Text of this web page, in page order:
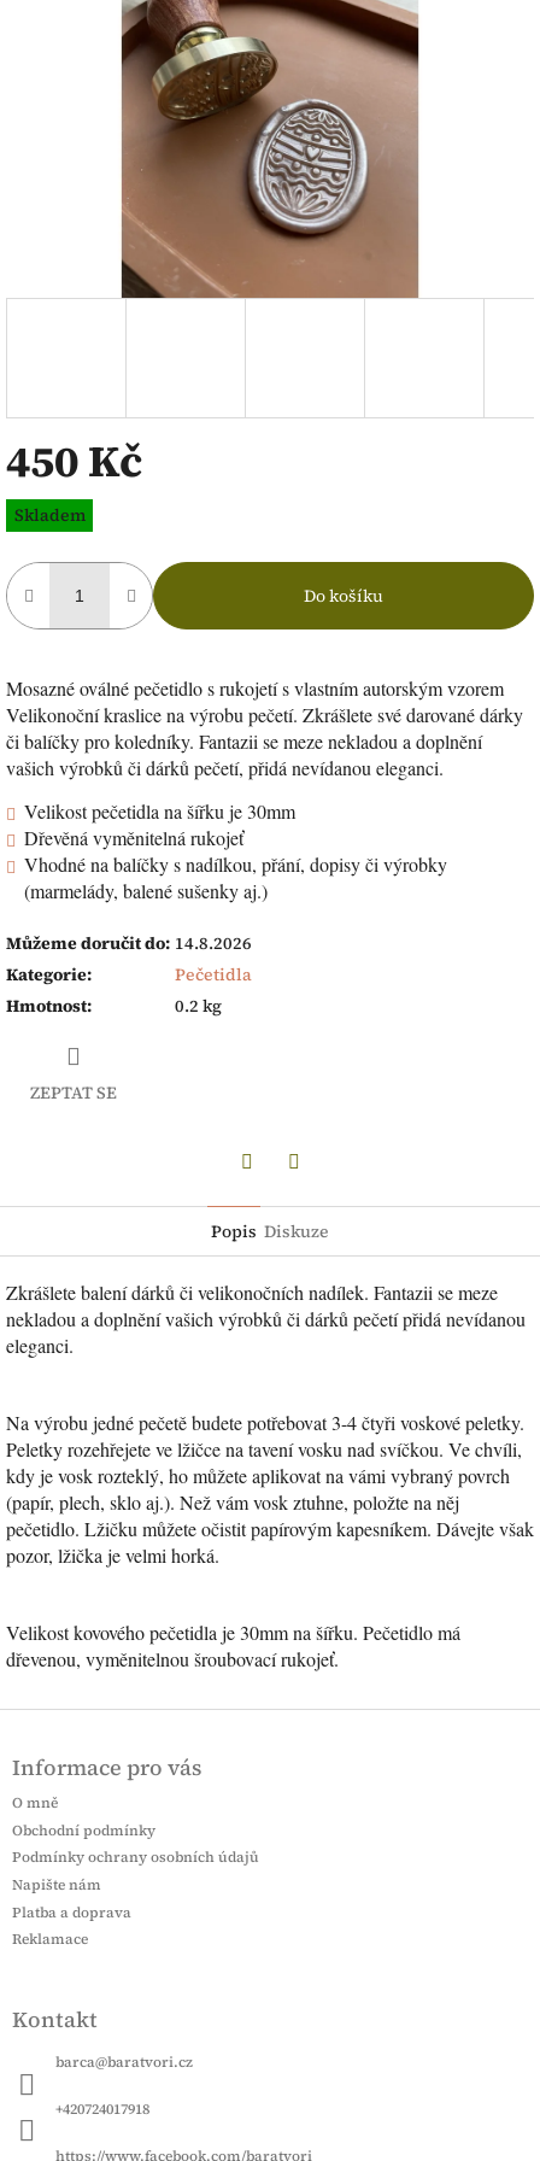
450 Kč
Měrná
cena:
Skladem
Do košíku
Mosazné oválné pečetidlo s rukojetí s vlastním autorským vzorem
Velikonoční kraslice na výrobu pečetí. Zkrášlete své darované dárky
či balíčky pro koledníky. Fantazii se meze nekladou a doplnění
vašich výrobků či dárků pečetí, přidá nevídanou eleganci.
Velikost pečetidla na šířku je 30mm
Dřevěná vyměnitelná rukojeť
Vhodné na balíčky s nadílkou, přání, dopisy či výrobky
(marmelády, balené sušenky aj.)
Můžeme doručit do: 14.8.2026
Kategorie:
Pečetidla
Hmotnost: 0.2 kg
ZEPTAT SE
Popis Diskuze
Zkrášlete balení dárků či velikonočních nadílek. Fantazii se meze
nekladou a doplnění vašich výrobků či dárků pečetí přidá nevídanou
eleganci.
Na výrobu jedné pečetě budete potřebovat 3-4 čtyři voskové peletky.
Peletky rozehřejete ve lžičce na tavení vosku nad svíčkou. Ve chvíli,
kdy je vosk rozteklý, ho můžete aplikovat na vámi vybraný povrch
(papír, plech, sklo aj.). Než vám vosk ztuhne, položte na něj
pečetidlo. Lžičku můžete očistit papírovým kapesníkem. Dávejte však
pozor, lžička je velmi horká.
Velikost kovového pečetidla je 30mm na šířku. Pečetidlo má
dřevenou, vyměnitelnou šroubovací rukojeť.
pInformace pro vás
O mně
Obchodní podmínky
Podmínky ochrany osobních údajů
Napište nám
Platba a doprava
Reklamace
Kontakt
barca@baratvori.cz
+420724017918
https://www.facebook.com/baratvori